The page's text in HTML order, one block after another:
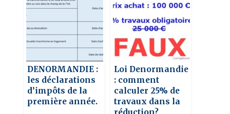
DENORMANDIE :
les déclarations
d’impôts de la
première année.
Loi Denormandie
: comment
calculer 25% de
travaux dans la